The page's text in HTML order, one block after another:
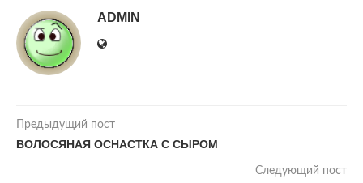
ADMIN
Предыдущий пост
ВОЛОСЯНАЯ ОСНАСТКА С СЫРОМ
Следующий пост